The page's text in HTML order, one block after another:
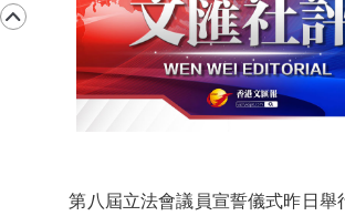
第八屆立法會議員宣誓儀式昨日舉